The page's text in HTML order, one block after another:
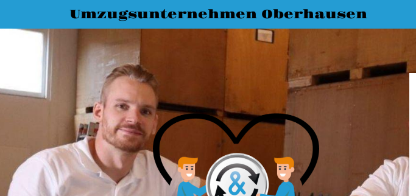
Umzugsunternehmen Oberhausen